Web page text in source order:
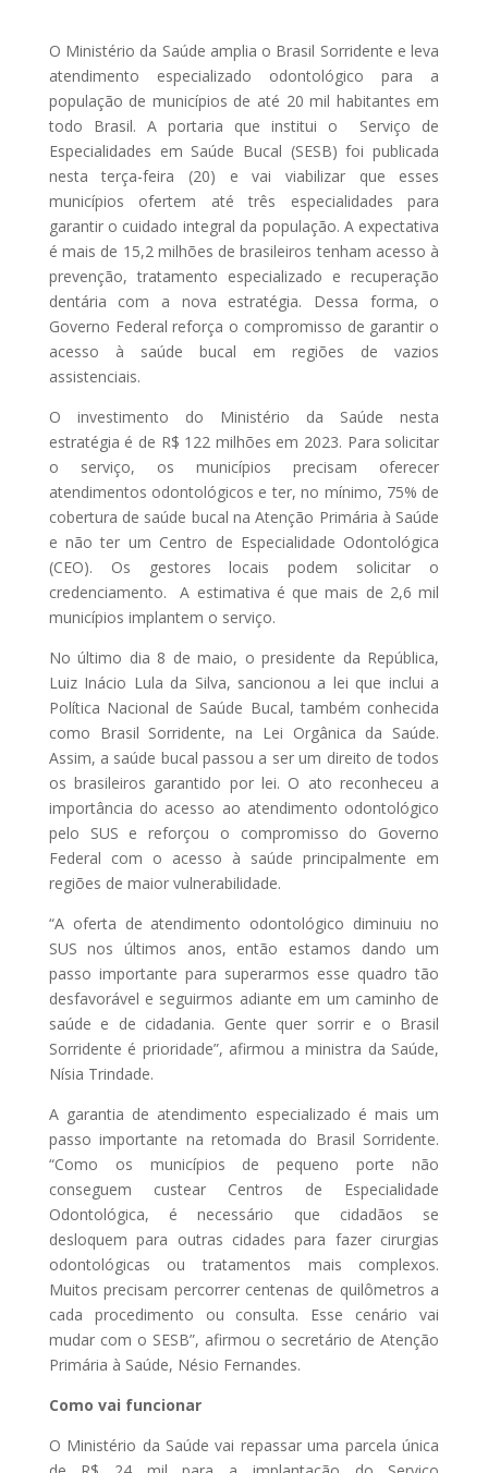
O Ministério da Saúde amplia o Brasil Sorridente e leva
atendimento especializado odontológico para a
população de municípios de até 20 mil habitantes em
todo Brasil. A portaria que institui o Serviço de
Especialidades em Saúde Bucal (SESB) foi publicada
nesta terça-feira (20) e vai viabilizar que esses
municípios ofertem até três especialidades para
garantir o cuidado integral da população. A expectativa
é mais de 15,2 milhões de brasileiros tenham acesso à
prevenção, tratamento especializado e recuperação
dentária com a nova estratégia. Dessa forma, o
Governo Federal reforça o compromisso de garantir o
acesso à saúde bucal em regiões de vazios
assistenciais.
O investimento do Ministério da Saúde nesta
estratégia é de R$ 122 milhões em 2023. Para solicitar
o serviço, os municípios precisam oferecer
atendimentos odontológicos e ter, no mínimo, 75% de
cobertura de saúde bucal na Atenção Primária à Saúde
e não ter um Centro de Especialidade Odontológica
(CEO). Os gestores locais podem solicitar o
credenciamento. A estimativa é que mais de 2,6 mil
municípios implantem o serviço.
No último dia 8 de maio, o presidente da República,
Luiz Inácio Lula da Silva, sancionou a lei que inclui a
Política Nacional de Saúde Bucal, também conhecida
como Brasil Sorridente, na Lei Orgânica da Saúde.
Assim, a saúde bucal passou a ser um direito de todos
os brasileiros garantido por lei. O ato reconheceu a
importância do acesso ao atendimento odontológico
pelo SUS e reforçou o compromisso do Governo
Federal com o acesso à saúde principalmente em
regiões de maior vulnerabilidade.
“A oferta de atendimento odontológico diminuiu no
SUS nos últimos anos, então estamos dando um
passo importante para superarmos esse quadro tão
desfavorável e seguirmos adiante em um caminho de
saúde e de cidadania. Gente quer sorrir e o Brasil
Sorridente é prioridade”, afirmou a ministra da Saúde,
Nísia Trindade.
A garantia de atendimento especializado é mais um
passo importante na retomada do Brasil Sorridente.
“Como os municípios de pequeno porte não
conseguem custear Centros de Especialidade
Odontológica, é necessário que cidadãos se
desloquem para outras cidades para fazer cirurgias
odontológicas ou tratamentos mais complexos.
Muitos precisam percorrer centenas de quilômetros a
cada procedimento ou consulta. Esse cenário vai
mudar com o SESB”, afirmou o secretário de Atenção
Primária à Saúde, Nésio Fernandes.
Como vai funcionar
O Ministério da Saúde vai repassar uma parcela única